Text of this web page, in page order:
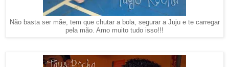
Não basta ser mãe, tem que chutar a bola, segurar a Juju e te carregar
pela mão. Amo muito tudo isso!!!